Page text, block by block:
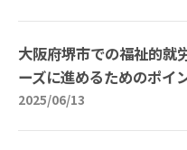
大阪府堺市での福祉的就
ーズに進めるためのポイ
2025/06/13